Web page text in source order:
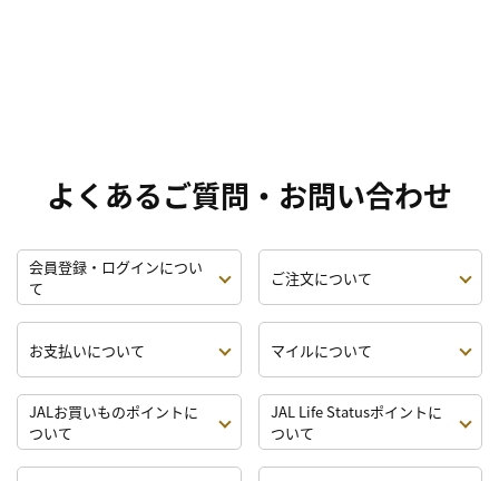
よくあるご質問・お問い合わせ
会員登録・ログインについ
て
ご注文について
お支払いについて マイルについて
JALお買いものポイントに
ついて
JAL Life Statusポイントに
ついて